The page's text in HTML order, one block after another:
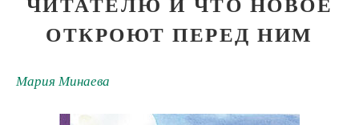
ОТКРОЮТ ПЕРЕД НИМ
Мария Минаева